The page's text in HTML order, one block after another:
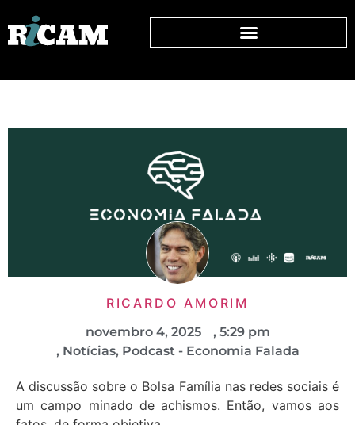
RICARDO AMORIM
novembro 4, 2025 , 5:29 pm
, Notícias, Podcast - Economia Falada
A discussão sobre o Bolsa Família nas redes sociais é
um campo minado de achismos. Então, vamos aos